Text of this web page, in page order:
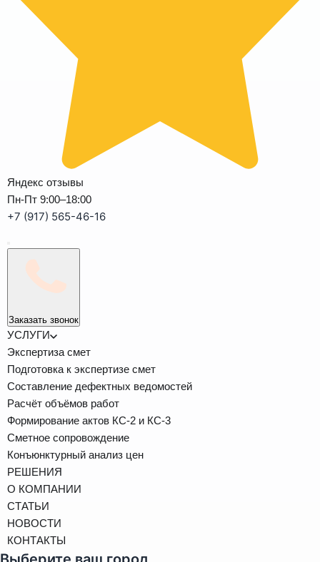
Яндекс отзывы
Пн-Пт 9:00–18:00
+7 (917) 565-46-16
Заказать звонок
УСЛУГИ
Экспертиза смет
Подготовка к экспертизе смет
Составление дефектных ведомостей
Расчёт объёмов работ
Формирование актов КС-2 и КС-3
Сметное сопровождение
Конъюнктурный анализ цен
РЕШЕНИЯ
О КОМПАНИИ
СТАТЬИ
НОВОСТИ
КОНТАКТЫ